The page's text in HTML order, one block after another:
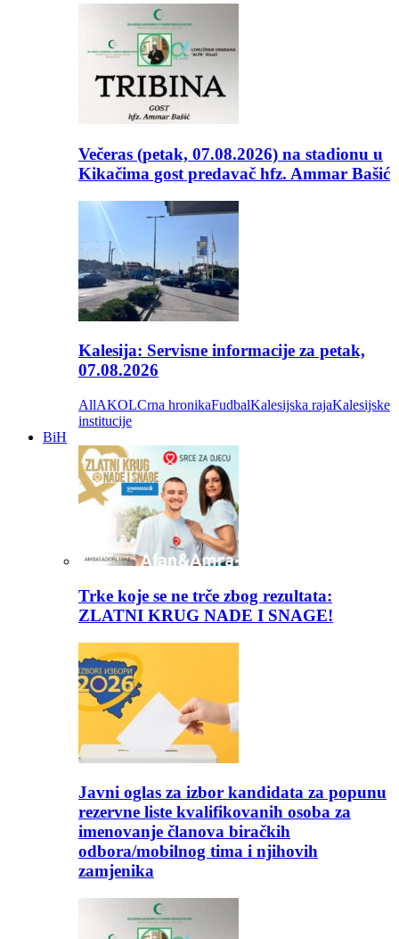
Večeras (petak, 07.08.2026) na stadionu u
Kikačima gost predavač hfz. Ammar Bašić
Kalesija: Servisne informacije za petak,
07.08.2026
AllAKOLCrna hronikaFudbalKalesijska rajaKalesijske
institucije
BiH
Trke koje se ne trče zbog rezultata:
ZLATNI KRUG NADE I SNAGE!
Javni oglas za izbor kandidata za popunu
rezervne liste kvalifikovanih osoba za
imenovanje članova biračkih
odbora/mobilnog tima i njihovih
zamjenika